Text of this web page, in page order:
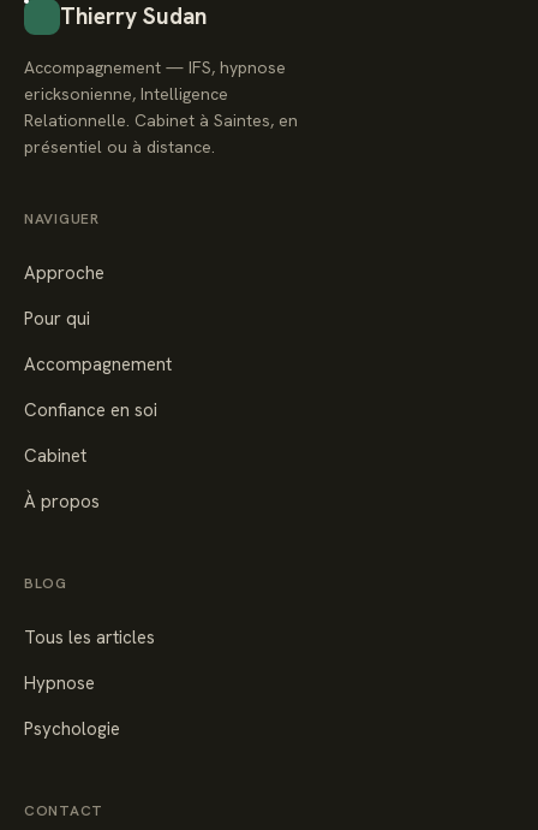
Thierry Sudan
Accompagnement — IFS, hypnose
ericksonienne, Intelligence
Relationnelle. Cabinet à Saintes, en
présentiel ou à distance.
NAVIGUER
Approche
Pour qui
Accompagnement
Confiance en soi
Cabinet
À propos
BLOG
Tous les articles
Hypnose
Psychologie
CONTACT